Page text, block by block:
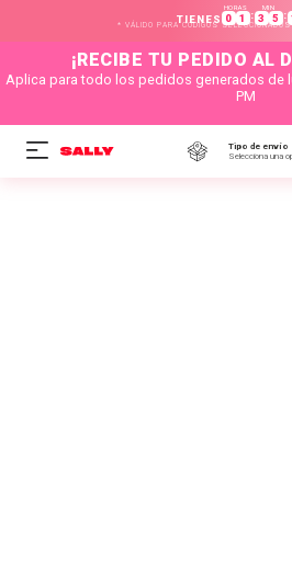
TIENES
HORAS
0 1 :
MIN
3 5 :
* VÁLIDO PARA CÓDIGOS
¡RECIBE TU PEDIDO AL
Aplica para todo los pedidos generados de
PM
Tipo de envío
Selecciona una